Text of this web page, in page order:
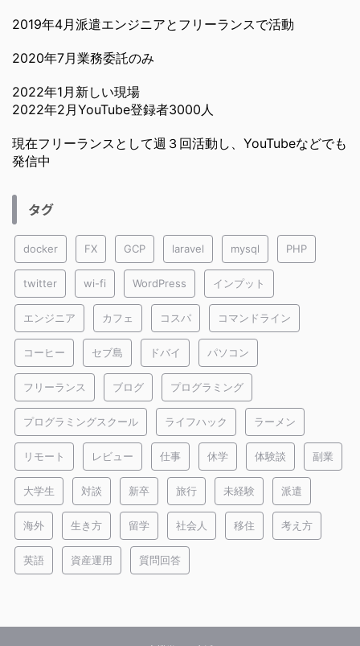
2019年4月派遣エンジニアとフリーランスで活動
2020年7月業務委託のみ
2022年1月新しい現場
2022年2月YouTube登録者3000人
現在フリーランスとして週３回活動し、YouTubeなどでも
発信中
タグ
docker FX GCP laravel mysql PHP
twitter wi-fi WordPress インプット
エンジニア カフェ コスパ コマンドライン
コーヒー セブ島 ドバイ パソコン
フリーランス ブログ プログラミング
プログラミングスクール ライフハック ラーメン
リモート レビュー 仕事 休学 体験談 副業
大学生 対談 新卒 旅行 未経験 派遣
海外 生き方 留学 社会人 移住 考え方
英語 資産運用 質問回答